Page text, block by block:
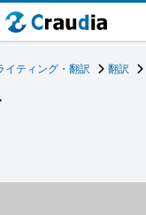
イティング・翻訳 翻訳